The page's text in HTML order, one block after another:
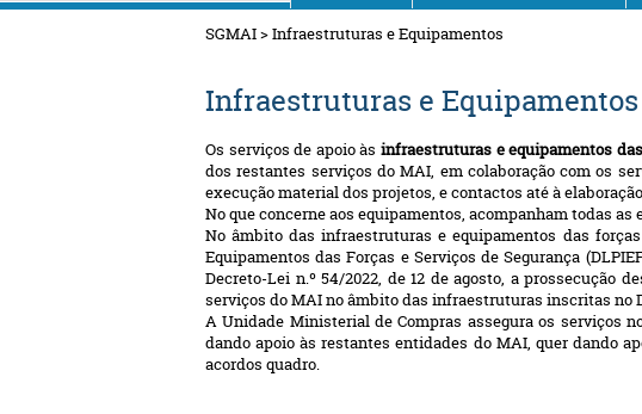
SGMAI>Infraestruturas e Equipamentos
Infraestruturas e Equipamentos
Os serviços de apoio às infraestruturas e equipamentos
dos restantes serviços do MAI, em colaboração com os
execução material dos projetos, e contactos até à
No que concerne aos equipamentos, acompanham todas as
No âmbito das infraestruturas e equipamentos das forças
Equipamentos das Forças e Serviços de Segurança
Decreto-Lei n.º 54/2022, de 12 de agosto, a prossecução
serviços do MAI no âmbito das infraestruturas inscritas no
A Unidade Ministerial de Compras assegura os serviços
dando apoio às restantes entidades do MAI, quer dando
acordos quadro.